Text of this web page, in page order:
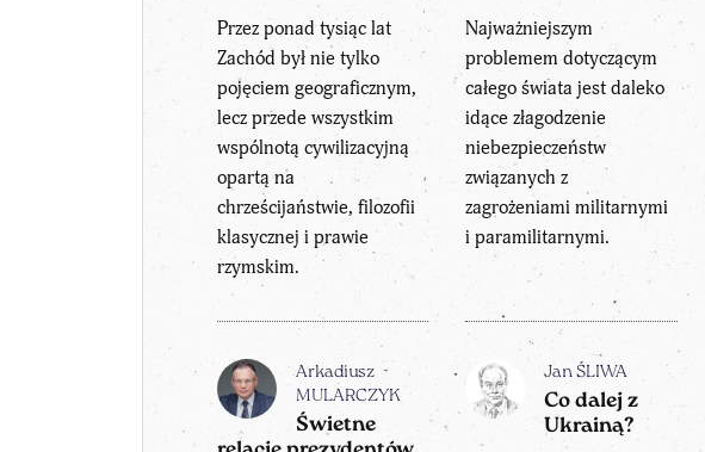
Przez ponad tysiąc lat
Zachód był nie tylko
pojęciem geograficznym,
lecz przede wszystkim
wspólnotą cywilizacyjną
opartą na
chrześcijaństwie, filozofii
klasycznej i prawie
rzymskim.
Najważniejszym
problemem dotyczącym
całego świata jest daleko
idące złagodzenie
niebezpieczeństw
związanych z
zagrożeniami militarnymi
i paramilitarnymi.
Arkadiusz
MULARCZYK
Świetne
Jan ŚLIWA
Co dalej z
Ukrainą?